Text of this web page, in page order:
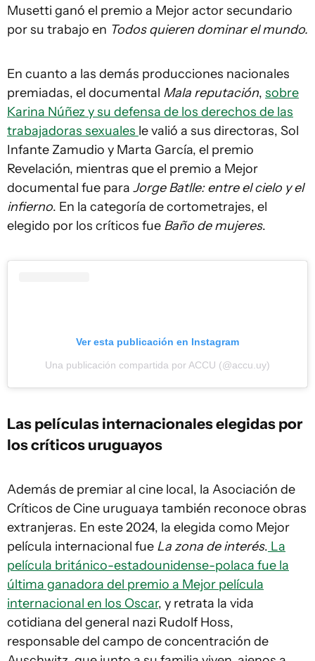
Musetti ganó el premio a Mejor actor secundario
por su trabajo en Todos quieren dominar el mundo.
En cuanto a las demás producciones nacionales
premiadas, el documental Mala reputación, sobre
Karina Núñez y su defensa de los derechos de las
trabajadoras sexuales le valió a sus directoras, Sol
Infante Zamudio y Marta García, el premio
Revelación, mientras que el premio a Mejor
documental fue para Jorge Batlle: entre el cielo y el
infierno. En la categoría de cortometrajes, el
elegido por los críticos fue Baño de mujeres.
Ver esta publicación en Instagram
Una publicación compartida por ACCU (@accu.uy)
Las películas internacionales elegidas por
los críticos uruguayos
Además de premiar al cine local, la Asociación de
Críticos de Cine uruguaya también reconoce obras
extranjeras. En este 2024, la elegida como Mejor
película internacional fue La zona de interés. La
película británico-estadounidense-polaca fue la
última ganadora del premio a Mejor película
internacional en los Oscar, y retrata la vida
cotidiana del general nazi Rudolf Hoss,
responsable del campo de concentración de